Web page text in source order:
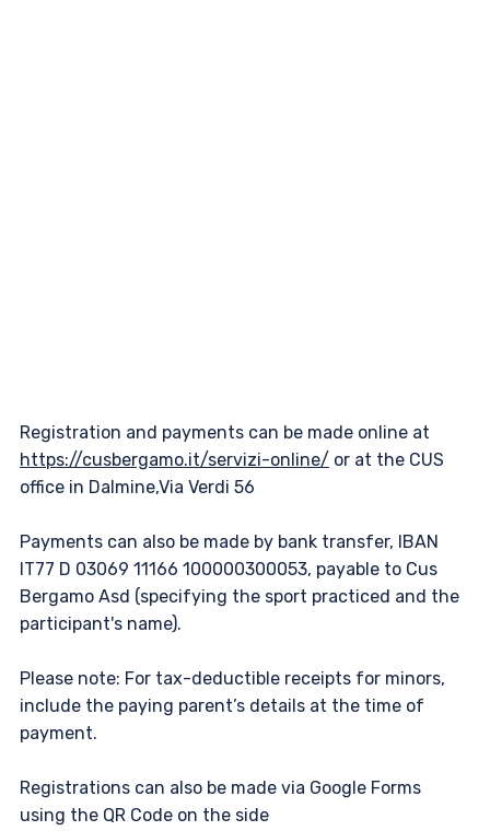
Registration and payments can be made online at
https://cusbergamo.it/servizi-online/ or at the CUS
office in Dalmine,Via Verdi 56
Payments can also be made by bank transfer, IBAN
IT77 D 03069 11166 100000300053, payable to Cus
Bergamo Asd (specifying the sport practiced and the
participant's name).
Please note: For tax-deductible receipts for minors,
include the paying parent’s details at the time of
payment.
Registrations can also be made via Google Forms
using the QR Code on the side